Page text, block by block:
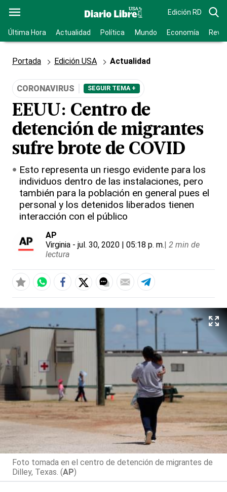
Edición RD
Última Hora Actualidad Política Mundo Economía
Portada Edición USA Actualidad
CORONAVIRUS SEGUIR TEMA +
EEUU: Centro de
detención de migrantes
sufre brote de COVID
Esto representa un riesgo evidente para los
individuos dentro de las instalaciones, pero
también para la población en general pues el
personal y los detenidos liberados tienen
interacción con el público
AP
Virginia - jul. 30, 2020 | 05:18 p. m.| 2 min de
lectura
Foto tomada en el centro de detención de migrantes de
Dilley, Texas. (AP)